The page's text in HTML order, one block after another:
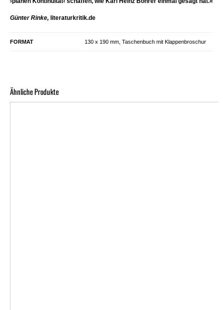
Günter Rinke, literaturkritik.de
FORMAT 130 x 190 mm, Taschenbuch mit Klappenbroschur
Ähnliche Produkte